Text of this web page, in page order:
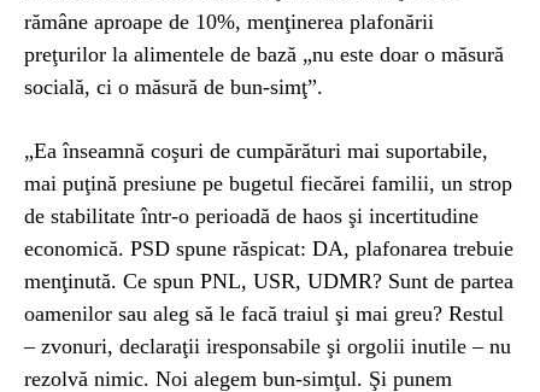
rămâne aproape de 10%, menţinerea plafonării
preţurilor la alimentele de bază „nu este doar o măsură
socială, ci o măsură de bun-simţ”.
„Ea înseamnă coşuri de cumpărături mai suportabile,
mai puţină presiune pe bugetul fiecărei familii, un strop
de stabilitate într-o perioadă de haos şi incertitudine
economică. PSD spune răspicat: DA, plafonarea trebuie
menţinută. Ce spun PNL, USR, UDMR? Sunt de partea
oamenilor sau aleg să le facă traiul şi mai greu? Restul
– zvonuri, declaraţii iresponsabile şi orgolii inutile – nu
rezolvă nimic. Noi alegem bun-simţul. Şi punem